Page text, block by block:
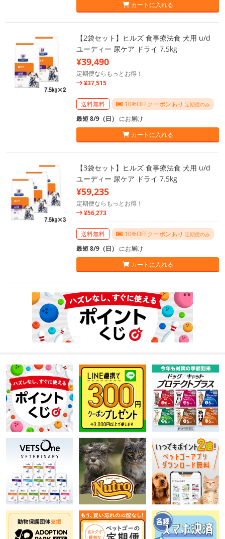
カートに入れる
【2袋セット】ヒルズ 食事療法食 犬用 u/d
ユーディー 尿ケア ドライ 7.5kg
¥39,490
定期便ならもっとお得！
¥37,515
送料無料 10%OFFクーポンあり 定期便のみ
最短 8/9（日） にお届け
カートに入れる
【3袋セット】ヒルズ 食事療法食 犬用 u/d
ユーディー 尿ケア ドライ 7.5kg
¥59,235
定期便ならもっとお得！
¥56,273
送料無料 10%OFFクーポンあり 定期便のみ
最短 8/9（日） にお届け
カートに入れる